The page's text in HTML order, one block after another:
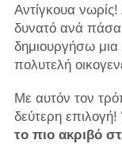
Αντίγκουα νωρίς!
δυνατό ανά
δημιουργήσω μια
πολυτελή
Με αυτόν τον
δεύτερη
το πιο ακριβό